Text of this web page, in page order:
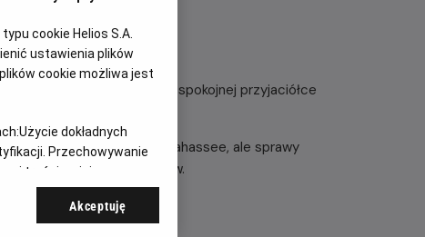
z dziewczyną oraz o jej za spokojnej przyjaciółce
podróż do Tallahassee, ale sprawy
nieudolnych przestępców.
cookie Helios S.A.
ustawienia plików
cookie możliwa jest
Użycie dokładnych
Przechowywanie
i treści, opinie
Akceptuję